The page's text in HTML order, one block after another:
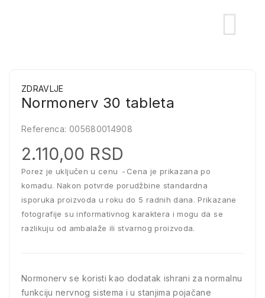
ZDRAVLJE
Normonerv 30 tableta
Referenca: 005680014908
2.110,00 RSD
Porez je uključen u cenu
Cena je prikazana po
komadu. Nakon potvrde porudžbine standardna
isporuka proizvoda u roku do 5 radnih dana. Prikazane
fotografije su informativnog karaktera i mogu da se
razlikuju od ambalaže ili stvarnog proizvoda.
Normonerv se koristi kao dodatak ishrani za normalnu
funkciju nervnog sistema i u stanjima pojačane